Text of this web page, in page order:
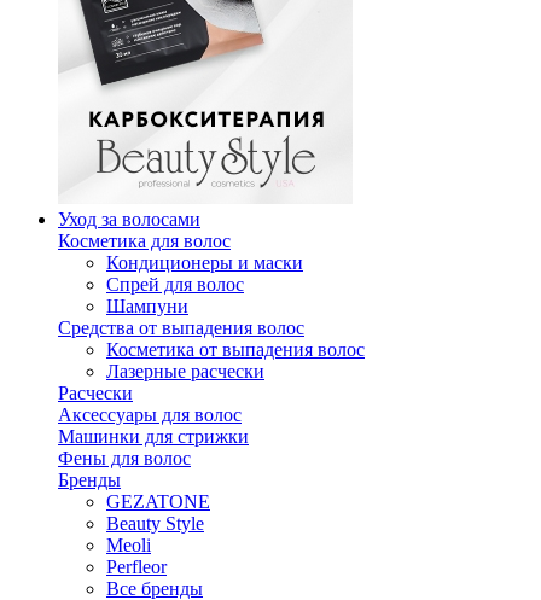
Уход за волосами
Косметика для волос
Кондиционеры и маски
Спрей для волос
Шампуни
Средства от выпадения волос
Косметика от выпадения волос
Лазерные расчески
Расчески
Аксессуары для волос
Машинки для стрижки
Фены для волос
Бренды
GEZATONE
Beauty Style
Meoli
Perfleor
Все бренды